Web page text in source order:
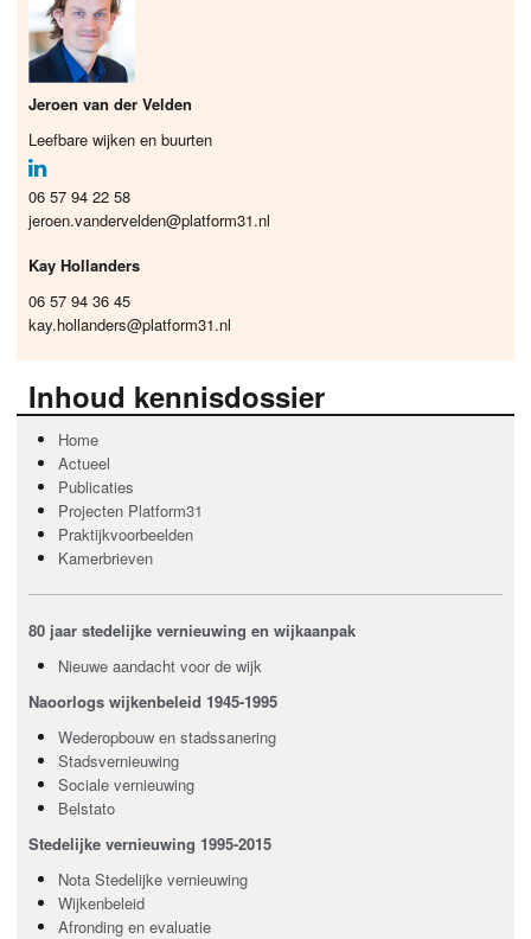
Jeroen van der Velden
Leefbare wijken en buurten
06 57 94 22 58
jeroen.vandervelden@platform31.nl
Kay Hollanders
06 57 94 36 45
kay.hollanders@platform31.nl
Inhoud kennisdossier
Home
Actueel
Publicaties
Projecten Platform31
Praktijkvoorbeelden
Kamerbrieven
80 jaar stedelijke vernieuwing en wijkaanpak
Nieuwe aandacht voor de wijk
Naoorlogs wijkenbeleid 1945-1995
Wederopbouw en stadssanering
Stadsvernieuwing
Sociale vernieuwing
Belstato
Stedelijke vernieuwing 1995-2015
Nota Stedelijke vernieuwing
Wijkenbeleid
Afronding en evaluatie